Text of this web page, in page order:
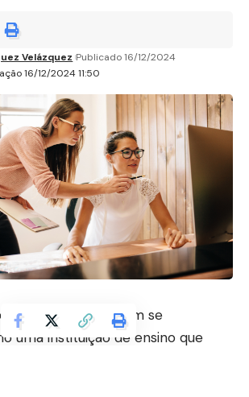
16/12/2024 11:50
Velázquez Publicado 16/12/2024
do Piauí (IFPI) tem se
uma instituição de ensino que